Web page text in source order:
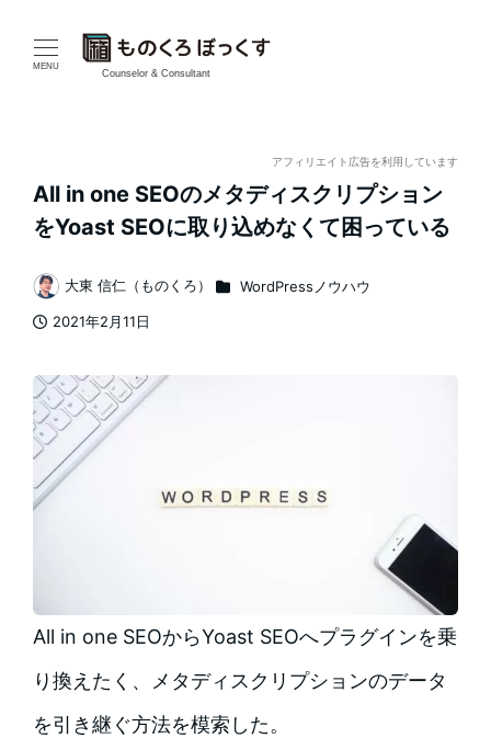
MENU
Counselor & Consultant
アフィリエイト広告を利用しています
All in one SEOのメタディスクリプション
をYoast SEOに取り込めなくて困っている
2021年2月11日
著
者
大東 信仁（ものくろ） カテゴリー
WordPressノウハウ
All in one SEOからYoast SEOへプラグインを乗
り換えたく、メタディスクリプションのデータ
を引き継ぐ方法を模索した。